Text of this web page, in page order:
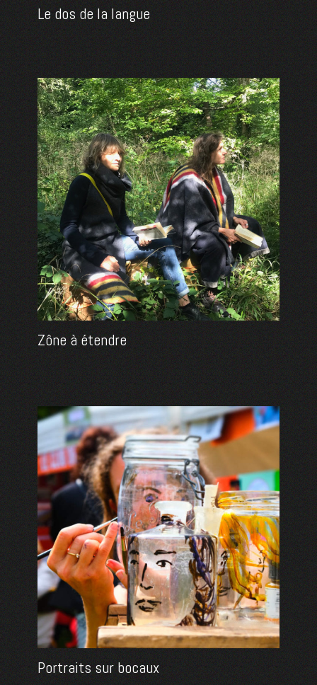
Le dos de la langue
Zône à étendre
Portraits sur bocaux